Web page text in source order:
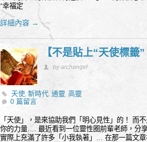
“幸福定
詳細內容 →
【不是貼上“天使標籤
by archangel
天使,新時代,通靈, 高靈
0 篇留言
「天使」，是來協助我們「明心見性」的！ 而
你的力量…. 最近看到一位靈性圈前輩老師，分
實際上充滿了許多「小我執著」… 在那一篇文